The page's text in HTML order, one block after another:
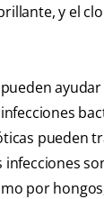
y el
pueden
infecciones
por